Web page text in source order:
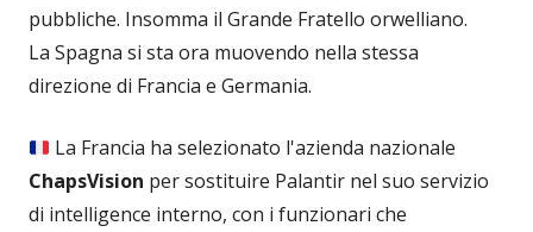
pubbliche. Insomma il Grande Fratello orwelliano.
La Spagna si sta ora muovendo nella stessa
direzione di Francia e Germania.
La Francia ha selezionato l'azienda nazionale
ChapsVision per sostituire Palantir nel suo servizio
di intelligence interno, con i funzionari che